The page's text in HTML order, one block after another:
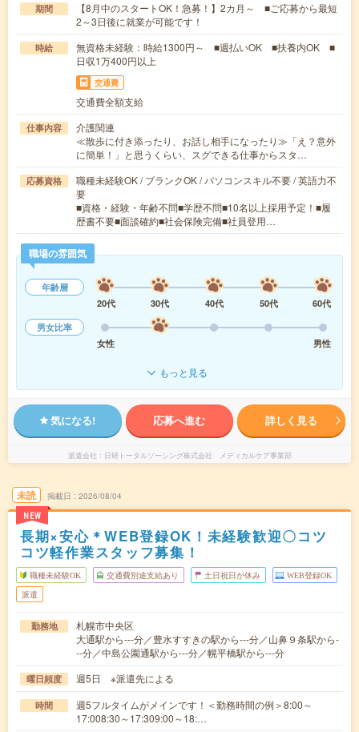
期間
【8月中のスタートOK！急募！】2カ月～ ■ご応募から最短
2～3日後に就業が可能です！
時給
無資格未経験：時給1300円～ ■週払いOK ■扶養内OK ■
日収1万400円以上
交通費
交通費全額支給
仕事内容
介護関連
≪散歩に付き添ったり、お話し相手になったり≫「え？意外
に簡単！」と思うくらい、スグできる仕事からスタ…
応募資格
職種未経験OK / ブランクOK / パソコンスキル不要 / 英語力不
要
■資格・経験・年齢不問■学歴不問■10名以上採用予定！■履
歴書不要■面談確約■社会保険完備■社員登用…
職場の雰囲気
年齢層
20代
30代 40代 50代
60代
男女比率
女性
男性
もっと見る
気になる! 応募へ進む 詳しく見る
派遣会社 日研トータルソーシング株式会社 メディカルケア事業部
未読
NEW
掲載日 2026/08/04
長期×安心＊WEB登録OK！未経験歓迎〇コツ
コツ軽作業スタッフ募集！
職種未経験OK 交通費別途支給あり 土日祝日が休み WEB登録OK
派遣
勤務地
札幌市中央区
大通駅から---分／豊水すすきの駅から---分／山鼻９条駅から-
--分／中島公園通駅から---分／幌平橋駅から---分
曜日頻度 週5日 ※派遣先による
時間
週5フルタイムがメインです！＜勤務時間の例＞8:00～
17:008:30～17:309:00～18:…